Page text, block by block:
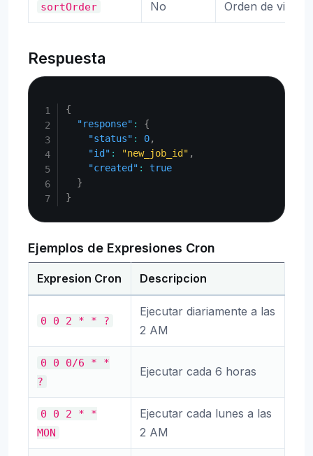
sortOrder No Orden de
Respuesta
{
"response" :
{
"status" : 0,
"id" : "new_job_id" ,
"created" :
true
}
}
Ejemplos de Expresiones Cron
Expresion Cron Descripcion
0 0 2 * * ?
Ejecutar diariamente a las
2 AM
0 0 0/6 *
*
?
Ejecutar cada 6 horas
0 0 2 *
*
MON
Ejecutar cada lunes a las
2 AM